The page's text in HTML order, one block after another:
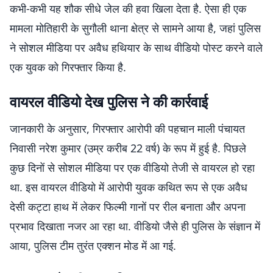
कभी-कभी यह शौक सीधे जेल की हवा खिला देता है. ऐसा ही एक
मामला मोतिहारी के सुगौली थाना क्षेत्र से सामने आया है, जहां पुलिस
ने सोशल मीडिया पर अवैध हथियार के साथ वीडियो पोस्ट करने वाले
एक युवक को गिरफ्तार किया है.
वायरल वीडियो देख पुलिस ने की कार्रवाई
जानकारी के अनुसार, गिरफ्तार आरोपी की पहचान माली पंचायत
निवासी नरेश कुमार (उम्र करीब 22 वर्ष) के रूप में हुई है. पिछले
कुछ दिनों से सोशल मीडिया पर एक वीडियो तेजी से वायरल हो रहा
था. इस वायरल वीडियो में आरोपी युवक कथित रूप से एक अवैध
देसी कट्टा हाथ में लेकर फिल्मी गानों पर रील बनाता और अपना
प्रभाव दिखाता नजर आ रहा था. वीडियो जैसे ही पुलिस के संज्ञान में
आया, पुलिस टीम तुरंत एक्शन मोड में आ गई.